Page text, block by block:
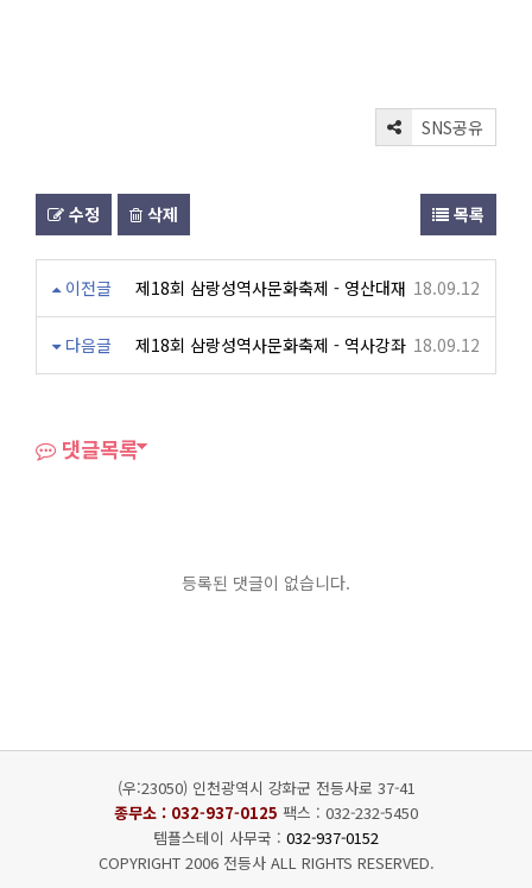
SNS공유
수정 삭제 목록
이전글 제18회 삼랑성역사문화축제 - 영산대재 18.09.12
다음글 제18회 삼랑성역사문화축제 - 역사강좌 18.09.12
댓글목록
등록된 댓글이 없습니다.
(우:23050) 인천광역시 강화군 전등사로 37-41
종무소 : 032-937-0125 팩스 : 032-232-5450
템플스테이 사무국 : 032-937-0152
COPYRIGHT 2006 전등사 ALL RIGHTS RESERVED.